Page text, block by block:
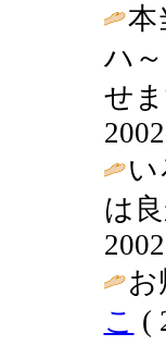
本
ハ
せ
は
こ (